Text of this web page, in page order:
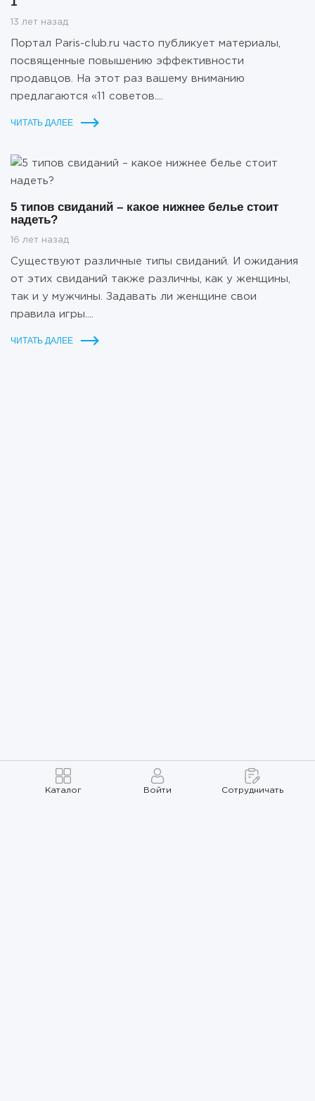
Каталог Войти Сотрудничать
13 лет назад
Портал Paris-club.ru часто публикует материалы,
посвященные повышению эффективности
продавцов. На этот раз вашему вниманию
предлагаются «11 советов....
ЧИТАТЬ ДАЛЕЕ
5 типов свиданий – какое нижнее белье стоит
надеть?
16 лет назад
Существуют различные типы свиданий. И ожидания
от этих свиданий также различны, как у женщины,
так и у мужчины. Задавать ли женщине свои
правила игры....
ЧИТАТЬ ДАЛЕЕ